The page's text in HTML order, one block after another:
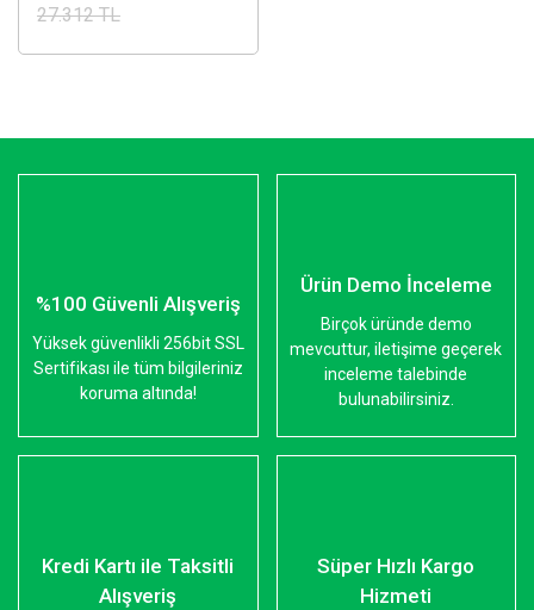
27.312 TL
%100 Güvenli Alışveriş
Yüksek güvenlikli 256bit SSL
Sertifikası ile tüm bilgileriniz
koruma altında!
Ürün Demo İnceleme
Birçok üründe demo
mevcuttur, iletişime geçerek
inceleme talebinde
bulunabilirsiniz.
Kredi Kartı ile Taksitli
Alışveriş
Süper Hızlı Kargo
Hizmeti